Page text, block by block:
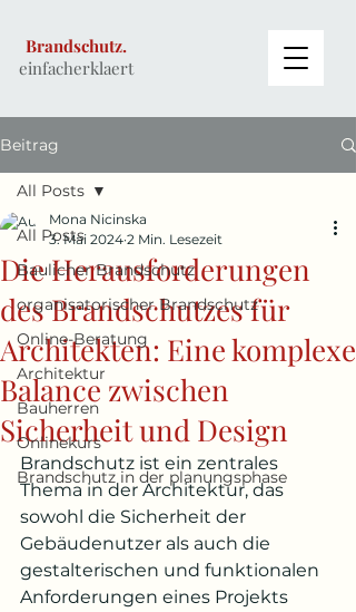
Brandschutz.
einfacherklaert
Beitrag
All Posts
Baulicher Brandschutz
organisatorischer Brandschutz
Online-Beratung
Architektur
Bauherren
Onlinekurs
Brandschutz in der planungsphase
All Posts
Die Herausforderungen
des Brandschutzes für
Architekten: Eine komplexe
Balance zwischen
Sicherheit und Design
Mona Nicinska
3. Mai 2024 2 Min. Lesezeit
Brandschutz ist ein zentrales
Thema in der Architektur, das
sowohl die Sicherheit der
Gebäudenutzer als auch die
gestalterischen und funktionalen
Anforderungen eines Projekts